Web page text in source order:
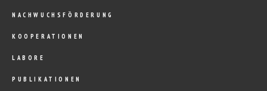
NACHWUCHSFÖRDERUNG
KOOPERATIONEN
LABORE
PUBLIKATIONEN